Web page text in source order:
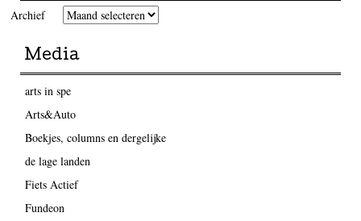
Archief
Media
arts in spe
Arts&Auto
Boekjes, columns en dergelijke
de lage landen
Fiets Actief
Fundeon